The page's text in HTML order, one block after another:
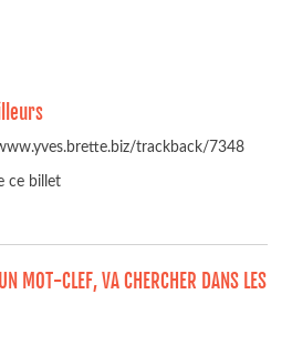
trackback/7348
ce billet
MOT-CLEF, VA CHERCHER DANS LES